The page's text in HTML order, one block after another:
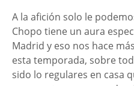
A la afición solo le
Chopo tiene un aura
Madrid y eso nos hace
esta temporada, sobre
sido lo regulares en casa